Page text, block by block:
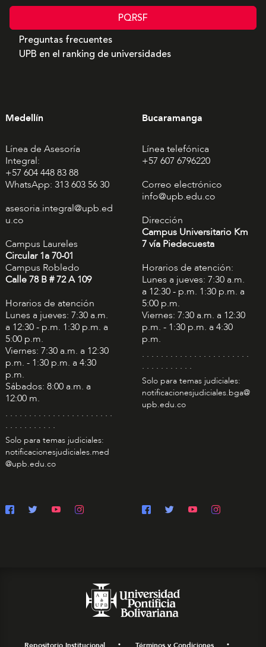
PQRSF
Preguntas frecuentes
UPB en el ranking de universidades
Medellín
Línea de Asesoría
Integral:
+57 604 448 83 88
WhatsApp: 313 603 56 30
asesoria.integral@upb.ed
u.co
Campus Laureles
Circular 1a 70-01
Campus Robledo
Calle 78 B # 72 A 109
Horarios de atención
Lunes a jueves: 7:30 a.m.
a 12:30 - p.m. 1:30 p.m. a
5:00 p.m.
Viernes: 7:30 a.m. a 12:30
p.m. - 1:30 p.m. a 4:30
p.m.
Sábados: 8:00 a.m. a
12:00 m.
. . . . . . . . . . . . . . . . . . . . . . .
. . . . . . . . . . .
Solo para temas judiciales:
notificacionesjudiciales.med
@upb.edu.co
Bucaramanga
Línea telefónica
+57 607 6796220
Correo electrónico
info@upb.edu.co
Dirección
Campus Universitario Km
7 vía Piedecuesta
Horarios de atención:
Lunes a jueves: 7:30 a.m.
a 12:30 - p.m. 1:30 p.m. a
5:00 p.m.
Viernes: 7:30 a.m. a 12:30
p.m. - 1:30 p.m. a 4:30
p.m.
. . . . . . . . . . . . . . . . . . . . . . .
. . . . . . . . . . .
Solo para temas judiciales:
notificacionesjudiciales.bga@
upb.edu.co
Repositorio Institucional Términos y Condiciones